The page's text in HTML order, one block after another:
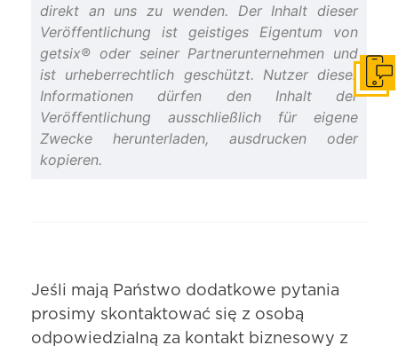
direkt an uns zu wenden. Der Inhalt dieser
Veröffentlichung ist geistiges Eigentum von
getsix® oder seiner Partnerunternehmen und
ist urheberrechtlich geschützt. Nutzer dieser
Informationen dürfen den Inhalt der
Veröffentlichung ausschließlich für eigene
Zwecke herunterladen, ausdrucken oder
kopieren.
Jeśli mają Państwo dodatkowe pytania
prosimy skontaktować się z osobą
odpowiedzialną za kontakt biznesowy z